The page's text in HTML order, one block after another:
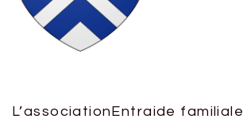
L’associationEntraide familiale